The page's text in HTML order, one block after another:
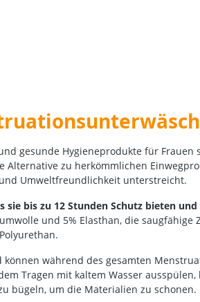
gesunde Hygieneprodukte für Frauen
Alternative zu herkömmlichen
Umweltfreundlichkeit unterstreicht.
bis zu 12 Stunden Schutz bieten
und 5% Elasthan, die
können während des gesamten
Tragen mit kaltem Wasser
bügeln, um die Materialien zu schonen.